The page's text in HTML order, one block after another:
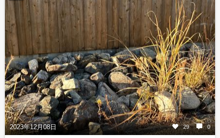
2023年12月08日 29 0